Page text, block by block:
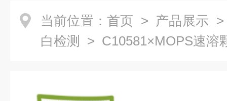
当前位置： 首页 > 产品展示
白检测
> C10581×MOPS速溶